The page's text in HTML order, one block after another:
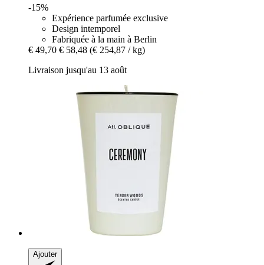
-15%
Expérience parfumée exclusive
Design intemporel
Fabriquée à la main à Berlin
€ 49,70 € 58,48 (€ 254,87 / kg)
Livraison jusqu'au 13 août
Ajouter